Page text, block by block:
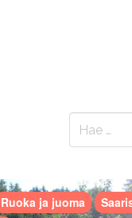
Ruoka ja juoma